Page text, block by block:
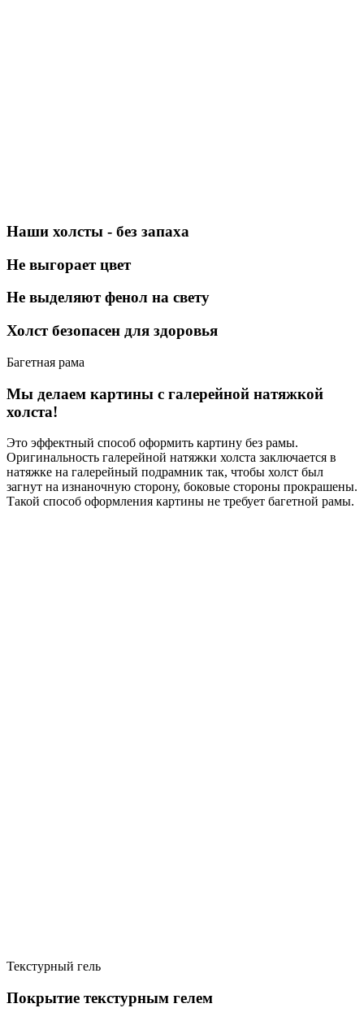
Наши холсты - без запаха
Не выгорает цвет
Не выделяют фенол на свету
Холст безопасен для здоровья
Багетная рама
Мы делаем картины с галерейной натяжкой
холста!
Это эффектный способ оформить картину без рамы.
Оригинальность галерейной натяжки холста заключается в
натяжке на галерейный подрамник так, чтобы холст был
загнут на изнаночную сторону, боковые стороны прокрашены.
Такой способ оформления картины не требует багетной рамы.
Текстурный гель
Покрытие текстурным гелем